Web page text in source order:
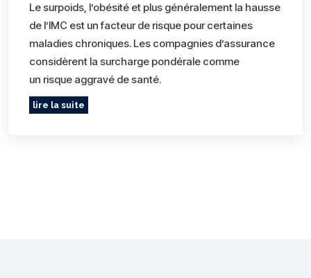
Le surpoids, l’obésité et plus généralement la hausse
de l’IMC est un facteur de risque pour certaines
maladies chroniques. Les compagnies d’assurance
considèrent la surcharge pondérale comme
un risque aggravé de santé.
lire la suite